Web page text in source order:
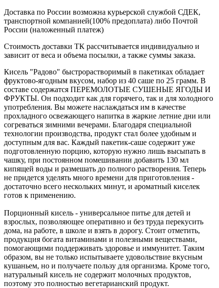
Доставка по России возможна курьерской службой СДЕК,
транспортной компанией(100% предоплата) либо Почтой
России (наложенный платеж)
Стоимость доставки ТК рассчитывается индивидуально и
зависит от веса и объема посылки, а также суммы заказа.
Кисель "Радово" быстрорастворимый в пакетиках обладает
фруктово-ягодным вкусом, набор из 40 саше по 25 грамм. В
составе содержатся ПЕРЕМОЛОТЫЕ СУШЕНЫЕ ЯГОДЫ И
ФРУКТЫ. Он подходит как для горячего, так и для холодного
употребления. Вы можете наслаждаться им в качестве
прохладного освежающего напитка в жаркие летние дни или
согреваться зимними вечерами. Благодаря специальной
технологии производства, продукт стал более удобным и
доступным для вас. Каждый пакетик-саше содержит уже
подготовленную порцию, которую нужно лишь высыпать в
чашку, при постоянном помешивании добавить 130 мл
кипящей воды и размешать до полного растворения. Теперь
не придется уделять много времени для приготовления -
достаточно всего нескольких минут, и ароматный киселек
готов к применению.
Порционный кисель - универсальное питье для детей и
взрослых, позволяющее оперативно и без труда перекусить
дома, на работе, в школе и взять в дорогу. Стоит отметить,
продукция богата витаминами и полезными веществами,
помогающими поддерживать здоровье и иммунитет. Таким
образом, вы не только испытываете удовольствие вкусным
кушаньем, но и получаете пользу для организма. Кроме того,
натуральный кисель не содержит молочных продуктов,
поэтому это полностью вегетарианский продукт.